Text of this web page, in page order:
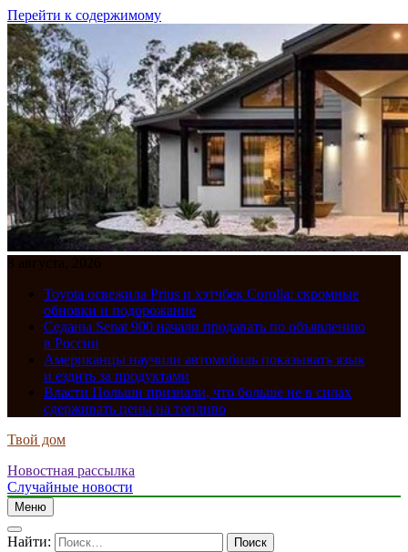
Перейти к содержимому
8 августа, 2026
Toyota освежила Prius и хэтчбек Corolla: скромные
обновки и подорожание
Седаны Senat 900 начали продавать по объявлению
в России
Американцы научили автомобиль показывать язык
и ездить за продуктами
Власти Польши признали, что больше не в силах
сдерживать цены на топливо
Твой дом
Новостная рассылка
Случайные новости
Меню
Найти: